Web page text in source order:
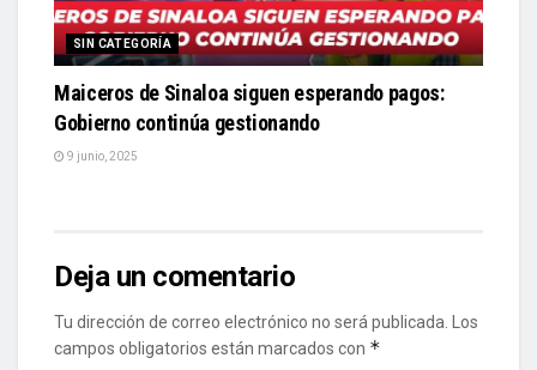
SIN CATEGORÍA
Maiceros de Sinaloa siguen esperando pagos:
Gobierno continúa gestionando
9 junio, 2025
Deja un comentario
Tu dirección de correo electrónico no será publicada.
Los
campos obligatorios están marcados con *